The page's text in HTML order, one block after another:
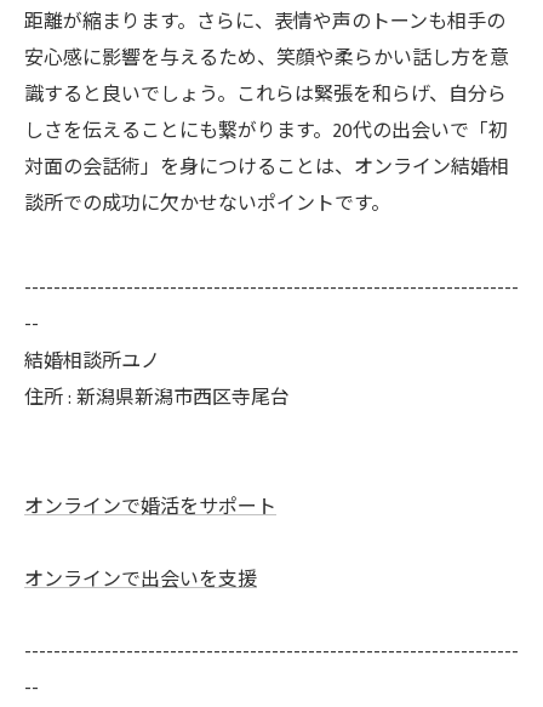
距離が縮まります。さらに、表情や声のトーンも相手の
安心感に影響を与えるため、笑顔や柔らかい話し方を意
識すると良いでしょう。これらは緊張を和らげ、自分ら
しさを伝えることにも繋がります。20代の出会いで「初
対面の会話術」を身につけることは、オンライン結婚相
談所での成功に欠かせないポイントです。
--------------------------------------------------------------------
--
結婚相談所ユノ
住所 : 新潟県新潟市西区寺尾台
オンラインで婚活をサポート
オンラインで出会いを支援
--------------------------------------------------------------------
--